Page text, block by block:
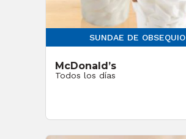
McDonald’s
Todos los días
SUNDAE DE OBSEQUIO